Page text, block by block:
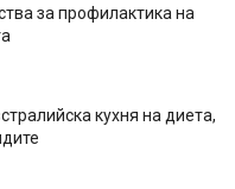
за профилактика на
кухня на диета,